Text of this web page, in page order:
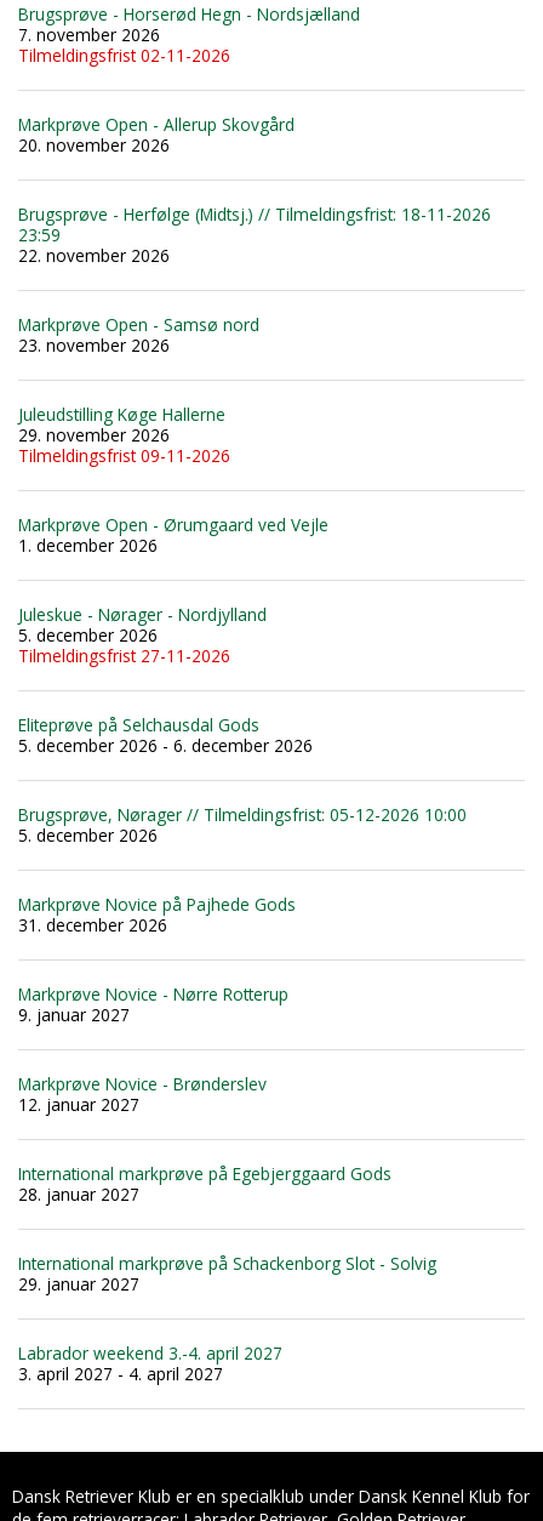
Brugsprøve - Horserød Hegn - Nordsjælland
7. november 2026
Tilmeldingsfrist 02-11-2026
Markprøve Open - Allerup Skovgård
20. november 2026
Brugsprøve - Herfølge (Midtsj.) // Tilmeldingsfrist: 18-11-2026
23:59
22. november 2026
Markprøve Open - Samsø nord
23. november 2026
Juleudstilling Køge Hallerne
29. november 2026
Tilmeldingsfrist 09-11-2026
Markprøve Open - Ørumgaard ved Vejle
1. december 2026
Juleskue - Nørager - Nordjylland
5. december 2026
Tilmeldingsfrist 27-11-2026
Eliteprøve på Selchausdal Gods
5. december 2026 - 6. december 2026
Brugsprøve, Nørager // Tilmeldingsfrist: 05-12-2026 10:00
5. december 2026
Markprøve Novice på Pajhede Gods
31. december 2026
Markprøve Novice - Nørre Rotterup
9. januar 2027
Markprøve Novice - Brønderslev
12. januar 2027
International markprøve på Egebjerggaard Gods
28. januar 2027
International markprøve på Schackenborg Slot - Solvig
29. januar 2027
Labrador weekend 3.-4. april 2027
3. april 2027 - 4. april 2027
Dansk Retriever Klub er en specialklub under Dansk Kennel Klub for